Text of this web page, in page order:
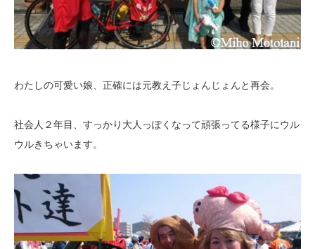
わたしの可愛い娘、正確には元教え子じょんじょんと再会。
社会人２年目、すっかり大人っぽくなって頑張ってる様子にウル
ウルきちゃいます。